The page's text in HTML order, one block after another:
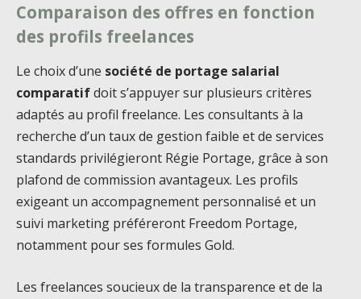
Comparaison des offres en fonction
des profils freelances
Le choix d’une société de portage salarial
comparatifdoit s’appuyer sur plusieurs critères
adaptés au profil freelance. Les consultants à la
recherche d’un taux de gestion faible et de services
standards privilégieront Régie Portage, grâce à son
plafond de commission avantageux. Les profils
exigeant un accompagnement personnalisé et un
suivi marketing préféreront Freedom Portage,
notamment pour ses formules Gold.
Les freelances soucieux de la transparence et de la